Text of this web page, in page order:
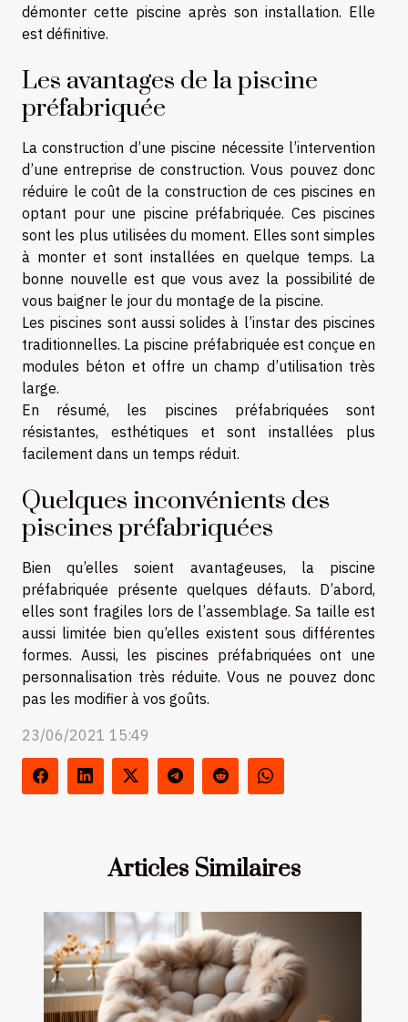
démonter cette piscine après son installation. Elle
est définitive.
Les avantages de la piscine
préfabriquée
La construction d’une piscine nécessite l’intervention
d’une entreprise de construction. Vous pouvez donc
réduire le coût de la construction de ces piscines en
optant pour une piscine préfabriquée. Ces piscines
sont les plus utilisées du moment. Elles sont simples
à monter et sont installées en quelque temps. La
bonne nouvelle est que vous avez la possibilité de
vous baigner le jour du montage de la piscine.
Les piscines sont aussi solides à l’instar des piscines
traditionnelles. La piscine préfabriquée est conçue en
modules béton et offre un champ d’utilisation très
large.
En résumé, les piscines préfabriquées sont
résistantes, esthétiques et sont installées plus
facilement dans un temps réduit.
Quelques inconvénients des
piscines préfabriquées
Bien qu’elles soient avantageuses, la piscine
préfabriquée présente quelques défauts. D’abord,
elles sont fragiles lors de l’assemblage. Sa taille est
aussi limitée bien qu’elles existent sous différentes
formes. Aussi, les piscines préfabriquées ont une
personnalisation très réduite. Vous ne pouvez donc
pas les modifier à vos goûts.
23/06/2021 15:49
Articles Similaires